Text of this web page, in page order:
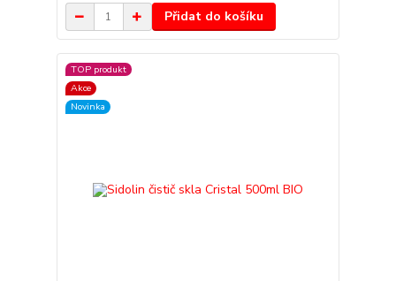
Přidat do košíku
TOP produkt
Akce
Novinka